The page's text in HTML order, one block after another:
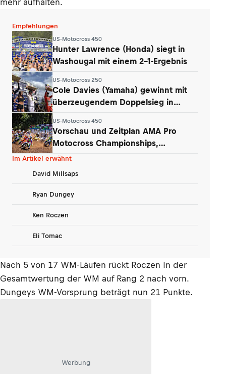
mehr aufhalten.
Empfehlungen
US-Motocross 450
Hunter Lawrence (Honda) siegt in
Washougal mit einem 2-1-Ergebnis
US-Motocross 250
Cole Davies (Yamaha) gewinnt mit
überzeugendem Doppelsieg in
US-Motocross 450
Vorschau und Zeitplan AMA Pro
Motocross Championships,
Washougal
Im Artikel erwähnt
David Millsaps
Ryan Dungey
Ken Roczen
Eli Tomac
Nach 5 von 17 WM-Läufen rückt Roczen In der
Gesamtwertung der WM auf Rang 2 nach vorn.
Dungeys WM-Vorsprung beträgt nun 21 Punkte.
Werbung